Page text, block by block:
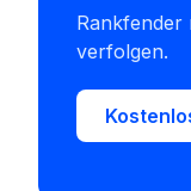
Rankfender
verfolgen.